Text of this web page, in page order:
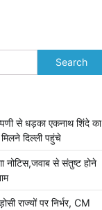
Search
से धड़का एकनाथ शिंदे का
दिल्ली पहुंचे
नोटिस,जवाब से संतुष्ट होने
राज्यों पर निर्भर, CM